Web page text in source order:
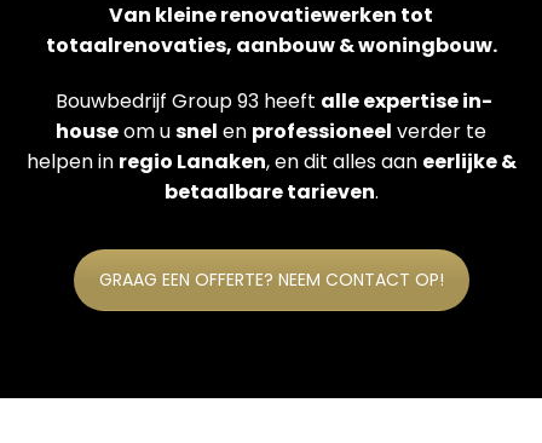
Van kleine renovatiewerken tot
totaalrenovaties, aanbouw & woningbouw.
Bouwbedrijf Group 93 heeft alle expertise in-
houseom usnel en professioneel verder te
helpen in regio Lanaken, en dit alles aan eerlijke &
betaalbare tarieven.
GRAAG EEN OFFERTE? NEEM CONTACT OP!